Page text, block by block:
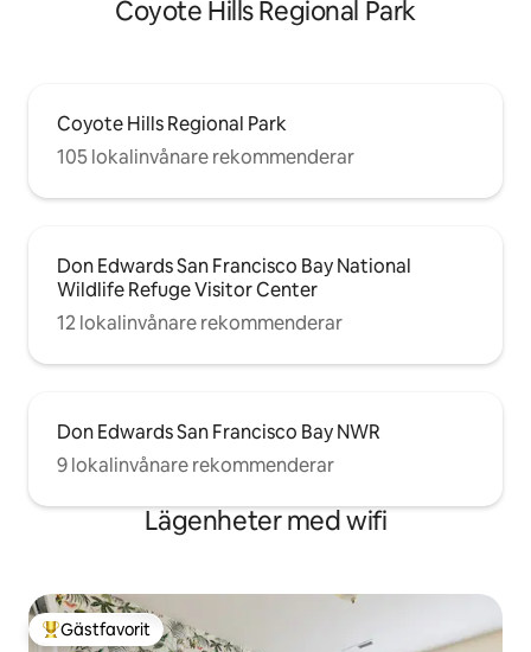
Coyote Hills Regional Park
Coyote Hills Regional Park
105 lokalinvånare rekommenderar
Don Edwards San Francisco Bay National
Wildlife Refuge Visitor Center
12 lokalinvånare rekommenderar
Don Edwards San Francisco Bay NWR
9 lokalinvånare rekommenderar
Lägenheter med wifi
Populär gästfavorit
Gästfavorit